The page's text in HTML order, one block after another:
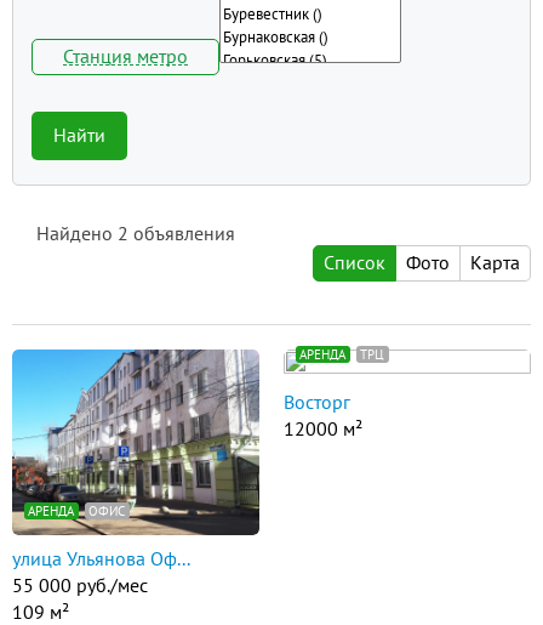
Станция метро
Найти
Найдено 2 объявления
Список
Фото Карта
АРЕНДА ОФИС
улица Ульянова Оф...
55 000 руб./мес
109 м²
АРЕНДА ТРЦ
Восторг
12000 м²